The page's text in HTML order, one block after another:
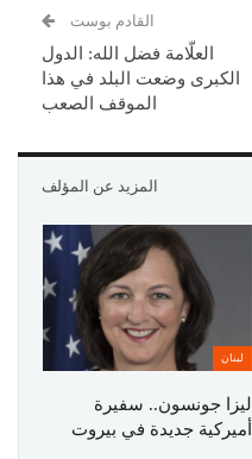
القادم بوست
العلّامة فضل الله: الدول
الكبرى وضعت البلد في هذا
الموقف الصعب
المزيد عن المؤلف
لبنان
ليزا جونسون.. سفيرة
أميركية جديدة في بيروت